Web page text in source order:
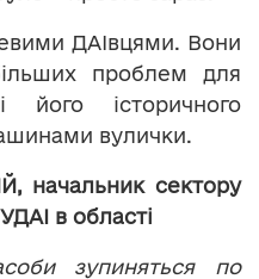
ДАІвцями. Вони
проблем для
його історичного
вулички.
начальник сектору
в області
зупиняться по